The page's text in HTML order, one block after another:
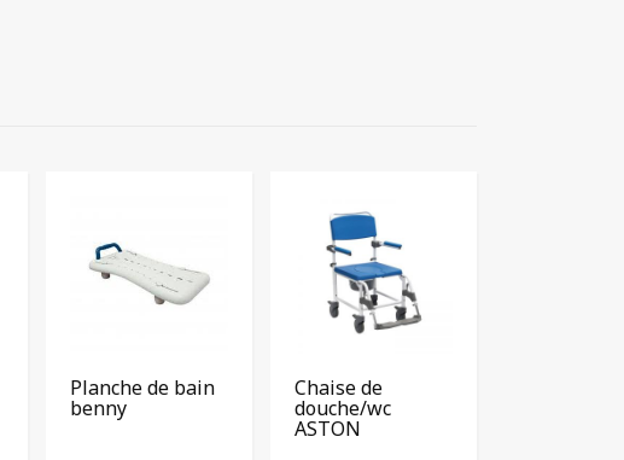
Planche de bain
benny
Chaise de
douche/wc
ASTON